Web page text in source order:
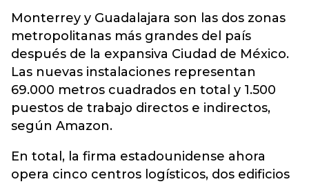
Monterrey y Guadalajara son las dos zonas
metropolitanas más grandes del país
después de la expansiva Ciudad de México.
Las nuevas instalaciones representan
69.000 metros cuadrados en total y 1.500
puestos de trabajo directos e indirectos,
según Amazon.
En total, la firma estadounidense ahora
opera cinco centros logísticos, dos edificios